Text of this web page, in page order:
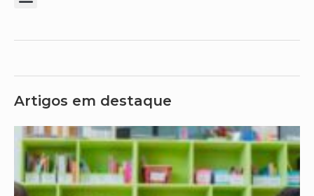
Artigos em destaque